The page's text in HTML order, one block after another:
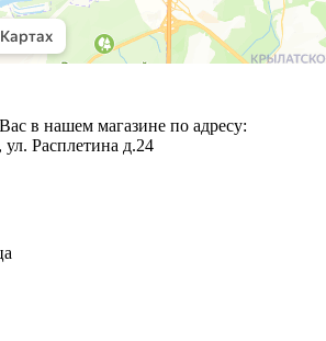
в нашем магазине по адресу:
Расплетина д.24